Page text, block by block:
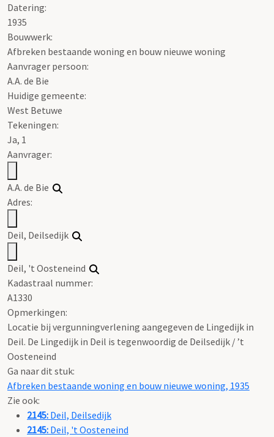
Datering:
1935
Bouwwerk:
Afbreken bestaande woning en bouw nieuwe woning
Aanvrager persoon:
A.A. de Bie
Huidige gemeente:
West Betuwe
Tekeningen:
Ja, 1
Aanvrager:
A.A. de Bie
Adres:
Deil, Deilsedijk
Deil, 't Oosteneind
Kadastraal nummer:
A1330
Opmerkingen:
Locatie bij vergunningverlening aangegeven de Lingedijk in
Deil. De Lingedijk in Deil is tegenwoordig de Deilsedijk / ’t
Oosteneind
Ga naar dit stuk:
Afbreken bestaande woning en bouw nieuwe woning, 1935
Zie ook:
2145: Deil, Deilsedijk
2145: Deil, 't Oosteneind